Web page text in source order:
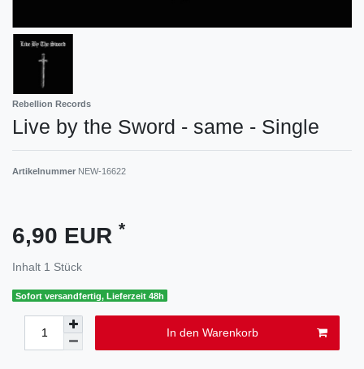
Rebellion Records
Live by the Sword - same - Single
Artikelnummer NEW-16622
6,90 EUR *
Inhalt 1 Stück
Sofort versandfertig, Lieferzeit 48h
In den Warenkorb